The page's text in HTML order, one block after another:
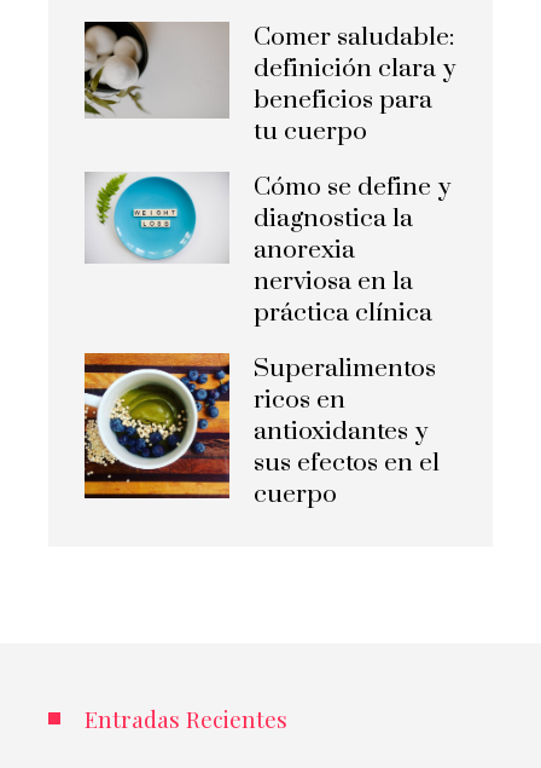
Comer saludable:
definición clara y
beneficios para
tu cuerpo
Cómo se define y
diagnostica la
anorexia
nerviosa en la
práctica clínica
Superalimentos
ricos en
antioxidantes y
sus efectos en el
cuerpo
Entradas Recientes